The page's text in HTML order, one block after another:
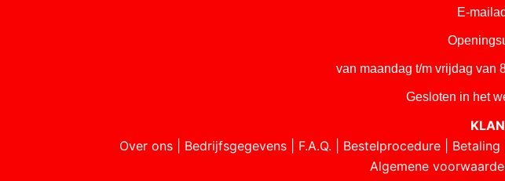
E-
van maandag t/m vrijdag van
Gesloten in het
Over ons
Bedrijfsgegevens F.A.Q. Bestelprocedure Betaling
Algemene